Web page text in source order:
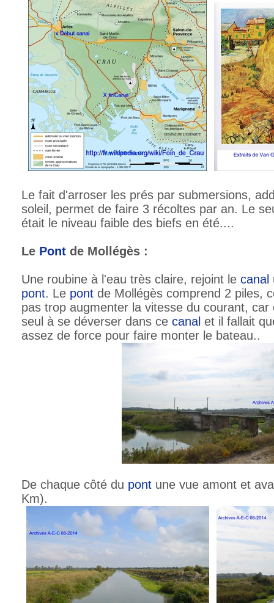
Le fait d'arroser les prés par submersions,
soleil, permet de faire 3 récoltes par an. Le
était le niveau faible des biefs en été....
Le Pont de Mollégès :
Une roubine à l'eau très claire, rejoint le canal
pont. Le pont de Mollégès comprend 2 piles,
pas trop augmenter la vitesse du courant,
seul à se déverser dans ce canal et il fallait
assez de force pour faire monter le bateau..
De chaque côté du pont une vue amont et
Km).